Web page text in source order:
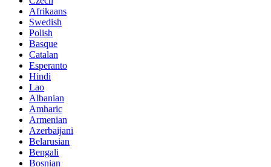
Afrikaans
Swedish
Polish
Basque
Catalan
Esperanto
Hindi
Lao
Albanian
Amharic
Armenian
Azerbaijani
Belarusian
Bengali
Bosnian